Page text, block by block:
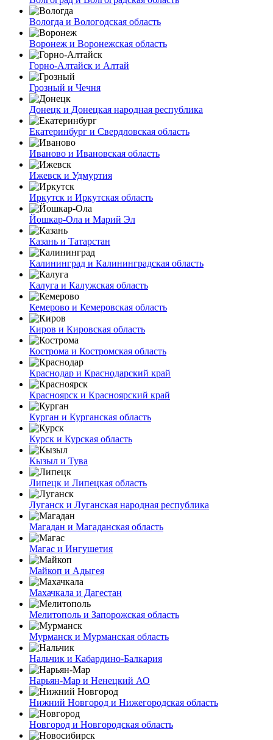
Вологда и Вологодская область
Воронеж и Воронежская область
Горно-Алтайск и Алтай
Грозный и Чечня
Донецк и Донецкая народная республика
Екатеринбург и Свердловская область
Иваново и Ивановская область
Ижевск и Удмуртия
Иркутск и Иркутская область
Йошкар-Ола и Марий Эл
Казань и Татарстан
Калининград и Калининградская область
Калуга и Калужская область
Кемерово и Кемеровская область
Киров и Кировская область
Кострома и Костромская область
Краснодар и Краснодарский край
Красноярск и Красноярский край
Курган и Курганская область
Курск и Курская область
Кызыл и Тува
Липецк и Липецкая область
Луганск и Луганская народная республика
Магадан и Магаданская область
Магас и Ингушетия
Майкоп и Адыгея
Махачкала и Дагестан
Мелитополь и Запорожская область
Мурманск и Мурманская область
Нальчик и Кабардино-Балкария
Нарьян-Мар и Ненецкий АО
Нижний Новгород и Нижегородская область
Новгород и Новгородская область